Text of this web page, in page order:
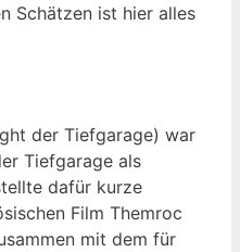
Schätzen ist hier alles
der Tiefgarage) war
Tiefgarage als
dafür kurze
Film Themroc
mit dem für